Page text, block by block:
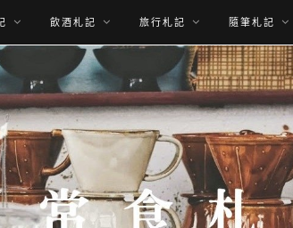
飲酒札記 旅行札記 隨筆札記